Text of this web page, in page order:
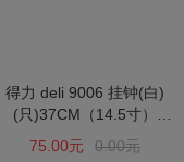
得力 deli 9006 挂钟(白)
(只)37CM（14.5寸）
100002279
75.00元 0.00元